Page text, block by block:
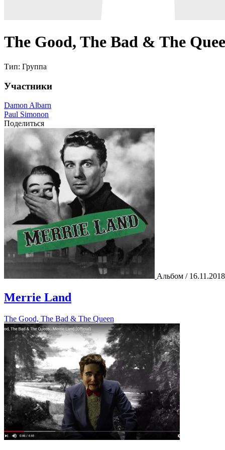
The Good, The Bad & The
Тип: Группа
Участники
Damon Albarn
Paul Simonon
Поделиться
Альбом / 16.11.2018
Merrie Land
The Good, The Bad & The Queen